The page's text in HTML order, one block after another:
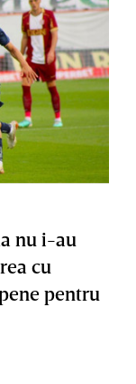
nu i-au
cu
pentru